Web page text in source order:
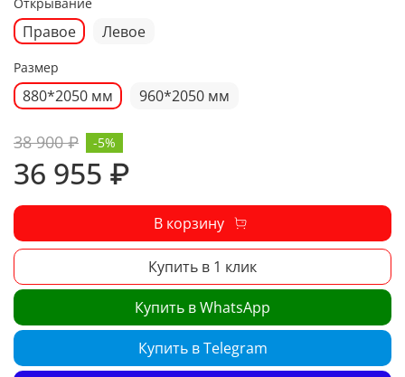
Правое Левое
Размер
880*2050 мм 960*2050 мм
38 900 ₽
36 955 ₽
-5%
В корзину
Купить в 1 клик
Купить в WhatsApp
Купить в Telegram